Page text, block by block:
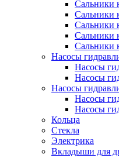
Сальники
Сальники
Сальники
Сальники
Сальники
Насосы
Насосы
Насосы
Насосы
Насосы
Насосы
Кольца
Стекла
Электрика
Вкладыши для